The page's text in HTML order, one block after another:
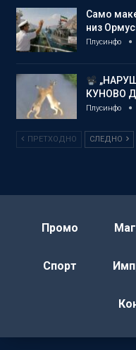
Само
низ
Плусинфо
КУНОВО
Плусинфо
ПРЕТХОДНО СЛЕДНО
Промо
Спорт